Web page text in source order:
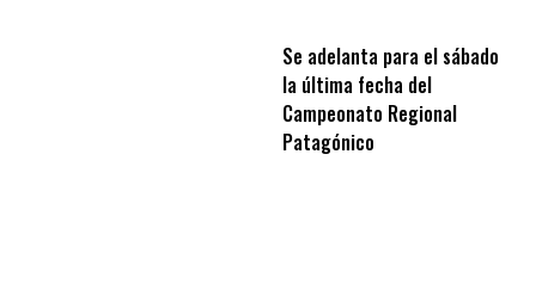
Se adelanta para el sábado
la última fecha del
Campeonato Regional
Patagónico